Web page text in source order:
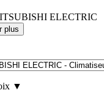
ELECTRIC
plus
▼